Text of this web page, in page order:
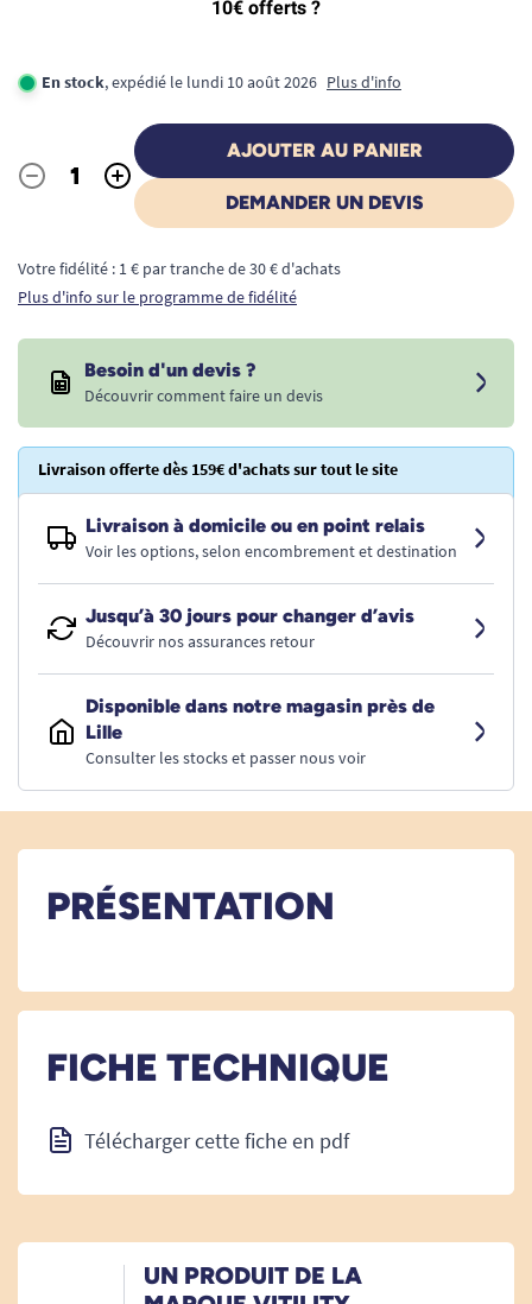
En stock, expédié le lundi 10 août 2026 Plus d'info
Quantité
- +
AJOUTER AU PANIER
DEMANDER UN DEVIS
Votre fidélité : 1 € par tranche de 30 € d'achats
Plus d'info sur le programme de fidélité
Besoin d'un devis ?
Découvrir comment faire un devis
Livraison offerte dès 159€ d'achats sur tout le site
Livraison à domicile ou en point relais
Voir les options, selon encombrement et destination
Jusqu’à 30 jours pour changer d’avis
Découvrir nos assurances retour
Disponible dans notre magasin près de
Lille
Consulter les stocks et passer nous voir
PRÉSENTATION
FICHE TECHNIQUE
Télécharger cette fiche en pdf
UN PRODUIT DE LA